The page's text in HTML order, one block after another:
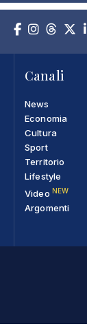
Canali
News
Economia
Cultura
Sport
Territorio
Lifestyle
Video NEW
Argomenti